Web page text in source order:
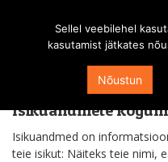
Isikuandmete
Isikuandmed on
teie isikut: Näiteks teie nimi,
Sellel veebilehel
kasutamist jätkates
Nõustun